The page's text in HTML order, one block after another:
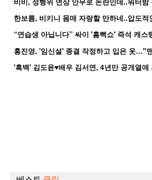
한보름, 비키니 몸매 자랑할 만하네..압도적